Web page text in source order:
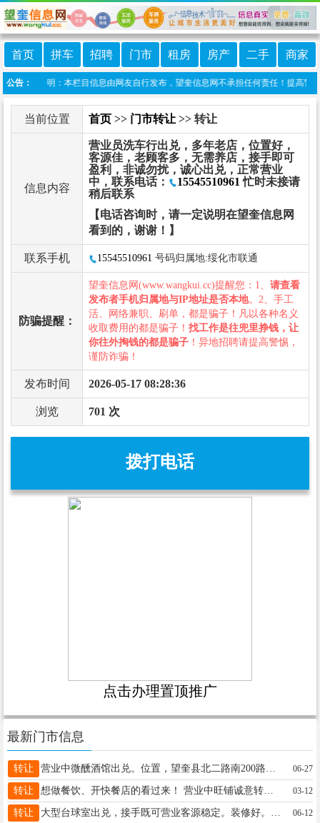
首页 拼车 招聘 门市 租房 房产 二手 商家
公告：
免责声明：本栏目信息由网友自行发布，望奎信息网不承担任何责任！提高警惕
当前位置 首页 >> 门市转让 >> 转让
信息内容
营业员洗车行出兑，多年老店，位置好，
客源佳，老顾客多，无需养店，接手即可
盈利，非诚勿扰，诚心出兑，正常营业
中，联系电话：
15545510961 忙时未接请
稍后联系
【电话咨询时，请一定说明在望奎信息网
看到的，谢谢！】
联系手机 15545510961 号码归属地:绥化市联通
防骗提醒：
望奎信息网(www.wangkui.cc)提醒您：1、 请查看
发布者手机归属地与IP地址是否本地。2、手工
活、网络兼职、刷单，都是骗子！凡以各种名义
收取费用的都是骗子！ 找工作是往兜里挣钱，让
你往外掏钱的都是骗子 ！异地招聘请提高警惕，
谨防诈骗！
发布时间 2026-05-17 08:28:36
浏览 701 次
拨打电话
点击办理置顶推广
最新门市信息
转让 06-27
转让 想做餐饮、开快餐店的看过来！ 营业中旺铺诚意转让， 位置好、客流大、老客多、全套设备， 无需重新装修，直接开店赚钱， 因个人原因转让，非店问题，放心咨询 15326555526。 03-12
转让 06-12